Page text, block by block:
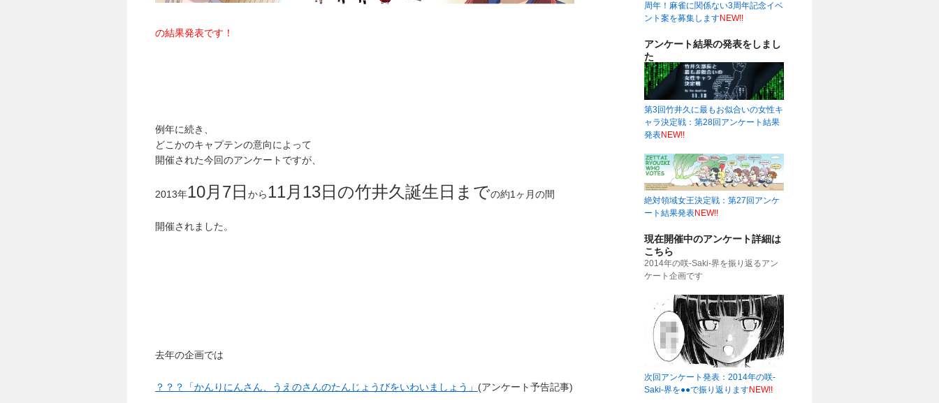
の結果発表です！
例年に続き、
どこかのキャプテンの意向によって
開催された今回のアンケートですが、
2013年10月7日 から11月13日の竹井久誕生日までの約1ヶ月の間
開催されました。
去年の企画では
？？？「かんりにんさん、うえのさんのたんじょうびをいわいましょう」 (アンケート予告記事)
周年！麻雀に関係ない3周年記念イベ
ント案を募集しますNEW!!
アンケート結果の発表をしまし
た
第3回竹井久に最もお似合いの女性キ
ャラ決定戦：第28回アンケート結果
発表NEW!!
絶対領域女王決定戦：第27回アンケ
ート結果発表NEW!!
現在開催中のアンケート詳細は
こちら
2014年の咲-Saki-界を振り返るアン
ケート企画です
次回アンケート発表：2014年の咲-
Saki-界を●●で振り返りますNEW!!